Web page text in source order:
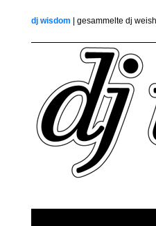
dj wisdom | gesammelte dj